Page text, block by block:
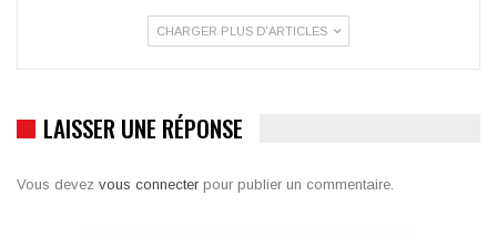
CHARGER PLUS D'ARTICLES
LAISSER UNE RÉPONSE
Vous devez vous connecter pour publier un commentaire.